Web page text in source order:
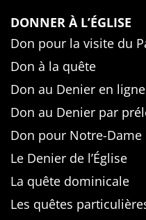
DONNER À L’ÉGLISE
Don pour la visite du
Don à la quête
Don au Denier en ligne
Don au Denier par
Don pour Notre-Dame
Le Denier de l’Église
La quête dominicale
Les quêtes